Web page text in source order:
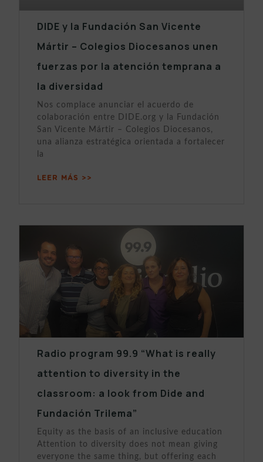
DIDE y la Fundación San Vicente
Mártir – Colegios Diocesanos unen
fuerzas por la atención temprana a
la diversidad
Nos complace anunciar el acuerdo de
colaboración entre DIDE.org y la Fundación
San Vicente Mártir – Colegios Diocesanos,
una alianza estratégica orientada a fortalecer
la
LEER MÁS >>
Radio program 99.9 “What is really
attention to diversity in the
classroom: a look from Dide and
Fundación Trilema”
Equity as the basis of an inclusive education
Attention to diversity does not mean giving
everyone the same thing, but offering each